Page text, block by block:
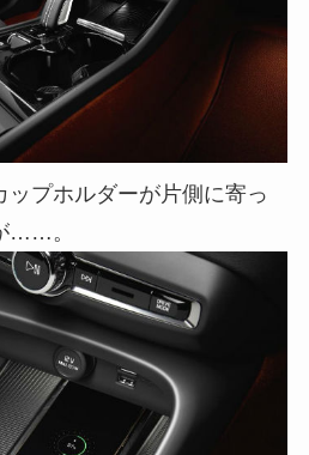
ップホルダーが片側に寄っ
……。